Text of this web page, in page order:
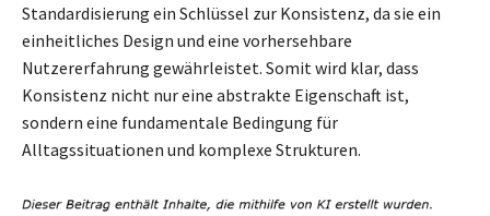
Standardisierung ein Schlüssel zur Konsistenz, da sie ein
einheitliches Design und eine vorhersehbare
Nutzererfahrung gewährleistet. Somit wird klar, dass
Konsistenz nicht nur eine abstrakte Eigenschaft ist,
sondern eine fundamentale Bedingung für
Alltagssituationen und komplexe Strukturen.